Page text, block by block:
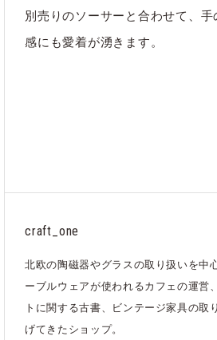
ブランド craft_one
別売りのソーサーと合わせて、
感にも愛着が湧きます。
craft_one
北欧の陶磁器やグラスの取り扱いを中
ーブルウェアが使われるカフェの運営
トに関する古書、ビンテージ家具の取
げてきたショップ。